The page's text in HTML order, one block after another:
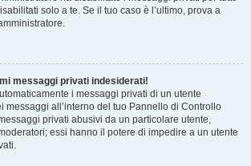
solo a te. Se il tuo caso è l’ultimo, prova a
messaggi privati indesiderati!
i messaggi privati ​​di un utente
messaggi all’interno del tuo Pannello di Controllo
privati ​​abusivi da un particolare utente,
essi hanno il potere di impedire a un utente